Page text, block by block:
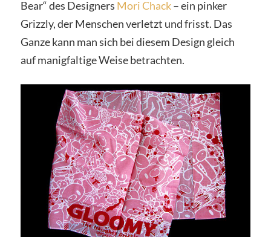
Bear“ des Designers Mori Chack– ein pinker
Grizzly, der Menschen verletzt und frisst. Das
Ganze kann man sich bei diesem Design gleich
auf manigfaltige Weise betrachten.